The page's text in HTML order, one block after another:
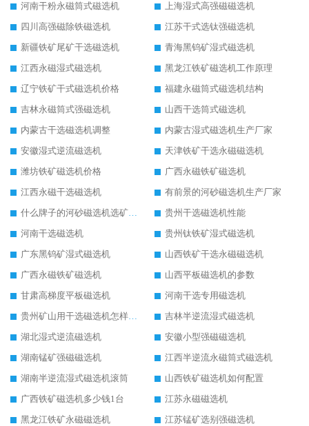
河南干粉永磁筒式磁选机
上海湿式高强磁磁选机
四川高强磁除铁磁选机
江苏干式选钛强磁选机
新疆铁矿尾矿干选磁选机
青海黑钨矿湿式磁选机
江西永磁湿式磁选机
黑龙江铁矿磁选机工作原理
辽宁铁矿干式磁选机价格
福建永磁筒式磁选机结构
吉林永磁筒式强磁选机
山西干选筒式磁选机
内蒙古干选磁选机调整
内蒙古湿式磁选机生产厂家
安徽湿式逆流磁选机
天津铁矿干选永磁磁选机
潍坊铁矿磁选机价格
广西永磁铁矿磁选机
江西永磁干选磁选机
有前景的河砂磁选机生产厂家
什么牌子的河砂磁选机选矿效果好
贵州干选磁选机性能
河南干选磁选机
贵州钛铁矿湿式磁选机
广东黑钨矿湿式磁选机
山西铁矿干选永磁磁选机
广西永磁铁矿磁选机
山西平板磁选机的参数
甘肃高梯度平板磁选机
河南干选专用磁选机
贵州矿山用干选磁选机怎样调磁
吉林半逆流湿式磁选机
湖北湿式逆流磁选机
安徽小型强磁磁选机
湖南锰矿强磁磁选机
江西半逆流永磁筒式磁选机
湖南半逆流湿式磁选机滚筒
山西铁矿磁选机如何配置
广西铁矿磁选机多少钱1台
江苏永磁磁选机
黑龙江铁矿永磁磁选机
江苏锰矿选别强磁选机